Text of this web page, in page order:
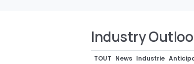
Industry
TOUT News Industrie